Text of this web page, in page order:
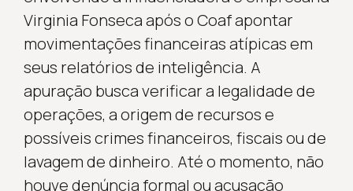
Virginia Fonseca após o Coaf apontar
movimentações financeiras atípicas em
seus relatórios de inteligência. A
apuração busca verificar a legalidade de
operações, a origem de recursos e
possíveis crimes financeiros, fiscais ou de
lavagem de dinheiro. Até o momento, não
houve denúncia formal ou acusação